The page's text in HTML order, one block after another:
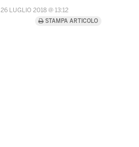
26 LUGLIO 2018 @ 13:12
STAMPA ARTICOLO